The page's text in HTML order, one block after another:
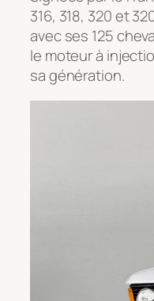
316, 318, 320 et
avec ses 125
le moteur à
sa génération.